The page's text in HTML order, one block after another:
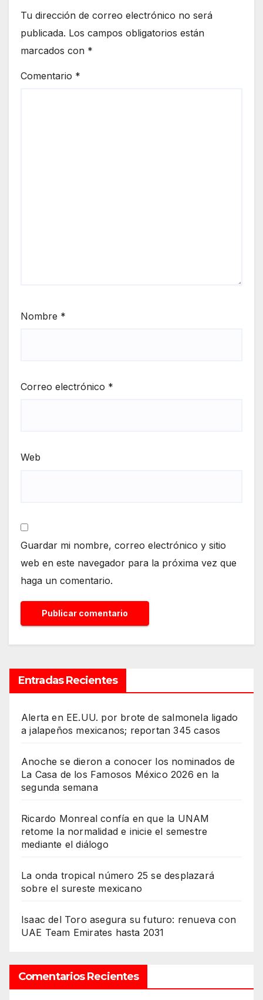
Tu dirección de correo electrónico no será
publicada. Los campos obligatorios están
marcados con *
Comentario *
Nombre *
Correo electrónico *
Web
Guardar mi nombre, correo electrónico y sitio
web en este navegador para la próxima vez que
haga un comentario.
Entradas Recientes
Alerta en EE.UU. por brote de salmonela ligado
a jalapeños mexicanos; reportan 345 casos
Anoche se dieron a conocer los nominados de
La Casa de los Famosos México 2026 en la
segunda semana
Ricardo Monreal confía en que la UNAM
retome la normalidad e inicie el semestre
mediante el diálogo
La onda tropical número 25 se desplazará
sobre el sureste mexicano
Isaac del Toro asegura su futuro: renueva con
UAE Team Emirates hasta 2031
Comentarios Recientes